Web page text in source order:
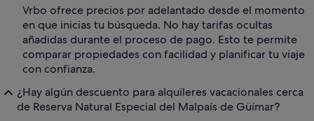
Vrbo ofrece precios por adelantado desde el momento
en que inicias tu búsqueda. No hay tarifas ocultas
añadidas durante el proceso de pago. Esto te permite
comparar propiedades con facilidad y planificar tu viaje
con confianza.
¿Hay algún descuento para alquileres vacacionales cerca
de Reserva Natural Especial del Malpaís de Güímar?